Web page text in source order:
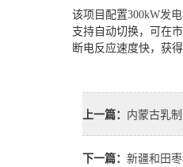
该项目配置300kW发
支持自动切换，可在
断电反应速度快，获
上一篇： 内蒙古乳
下一篇： 新疆和田